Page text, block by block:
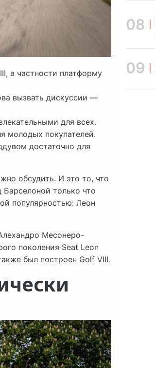
в частности платформу
вызвать дискуссии —
для всех.
молодых покупателей.
достаточно для
обсудить. И это то, что
только что
популярностью: Леон
Месонеро-
поколения Seat Leon
был построен Golf VIII.